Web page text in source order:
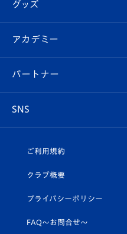
チケット
イベント
メディア
ホームタウン
スタッフプロフィール
マスコット紹介
平和祈念活動
Revive Team
ヴィヴィくんの長崎おもて
フォトギャラリー
スタジアムグルメ
V-LOVERS（ファンクラブ
プレイヤーズスイート
グッズ
オンラインショップ
店舗情報
アカデミー
育成からのお知らせ
U-18
スクール
パートナー
SNS
ヴィヴィくんインスタグラ
公式LINE＠
ご利用規約
クラブ概要
プライバシーポリシー
FAQ〜お問合せ〜